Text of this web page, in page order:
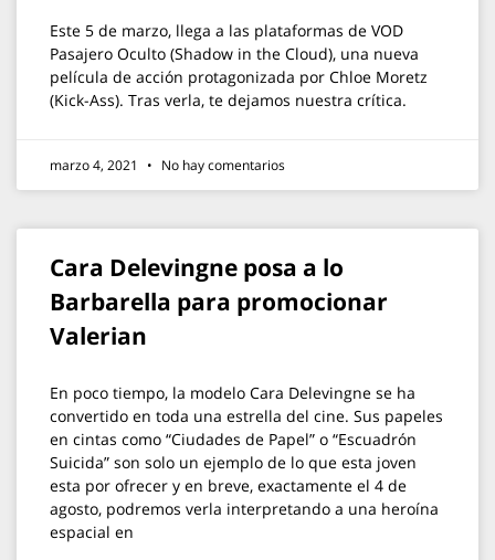
Este 5 de marzo, llega a las plataformas de VOD
Pasajero Oculto (Shadow in the Cloud), una nueva
película de acción protagonizada por Chloe Moretz
(Kick-Ass). Tras verla, te dejamos nuestra crítica.
marzo 4, 2021 No hay comentarios
Cara Delevingne posa a lo
Barbarella para promocionar
Valerian
En poco tiempo, la modelo Cara Delevingne se ha
convertido en toda una estrella del cine. Sus papeles
en cintas como “Ciudades de Papel” o “Escuadrón
Suicida” son solo un ejemplo de lo que esta joven
esta por ofrecer y en breve, exactamente el 4 de
agosto, podremos verla interpretando a una heroína
espacial en